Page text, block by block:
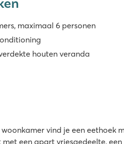
maximaal 6 personen
houten veranda
vind je een eethoek
met een apart vriesgedeelte,